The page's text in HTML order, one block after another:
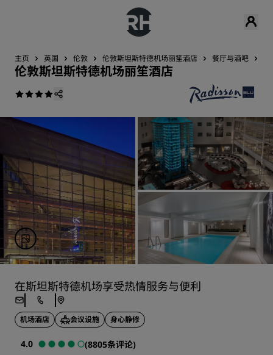
主页 英国 伦敦 伦敦斯坦斯特德机场丽笙酒店 餐厅与酒吧
伦敦斯坦斯特德机场丽笙酒店
在斯坦斯特德机场享受热情服务与便利
机场酒店 会议设施 身心静修
4.0
(8805条评论)